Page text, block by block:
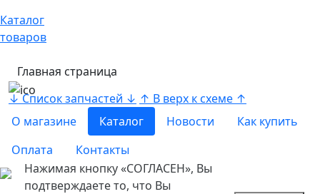
Каталог
товаров
Главная страница
↓ Список запчастей ↓ ↑ В верх к схеме ↑
О магазине
Каталог Новости
Как купить
Оплата
Контакты
Нажимая кнопку «СОГЛАСЕН», Вы
подтверждаете то, что Вы